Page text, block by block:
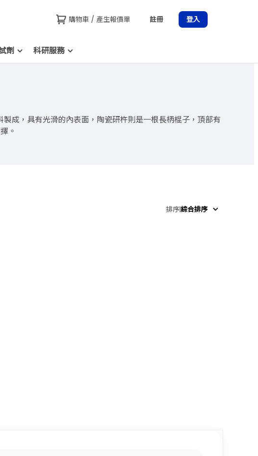
購物車 / 產生報價單 註冊 登入
劑 科研服務
，具有光滑的內表面，陶瓷研杵則是一根長柄棍子，頂部有
。
排序綜合排序